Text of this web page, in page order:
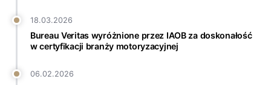
18.03.2026
Bureau Veritas wyróżnione przez IAOB za doskonałość
w certyfikacji branży motoryzacyjnej
06.02.2026